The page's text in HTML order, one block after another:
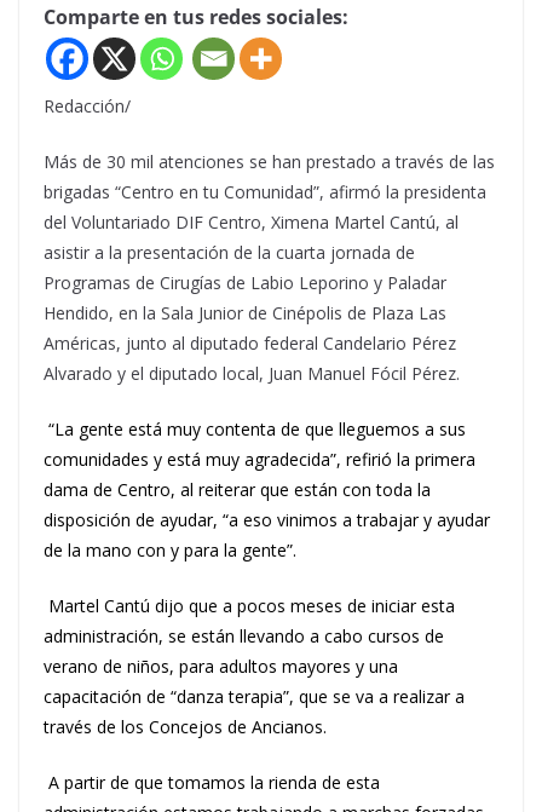
Comparte en tus redes sociales:
Redacción/
Más de 30 mil atenciones se han prestado a través de las
brigadas “Centro en tu Comunidad”, afirmó la presidenta
del Voluntariado DIF Centro, Ximena Martel Cantú, al
asistir a la presentación de la cuarta jornada de
Programas de Cirugías de Labio Leporino y Paladar
Hendido, en la Sala Junior de Cinépolis de Plaza Las
Américas, junto al diputado federal Candelario Pérez
Alvarado y el diputado local, Juan Manuel Fócil Pérez.
“La gente está muy contenta de que lleguemos a sus
comunidades y está muy agradecida”, refirió la primera
dama de Centro, al reiterar que están con toda la
disposición de ayudar, “a eso vinimos a trabajar y ayudar
de la mano con y para la gente”.
Martel Cantú dijo que a pocos meses de iniciar esta
administración, se están llevando a cabo cursos de
verano de niños, para adultos mayores y una
capacitación de “danza terapia”, que se va a realizar a
través de los Concejos de Ancianos.
A partir de que tomamos la rienda de esta